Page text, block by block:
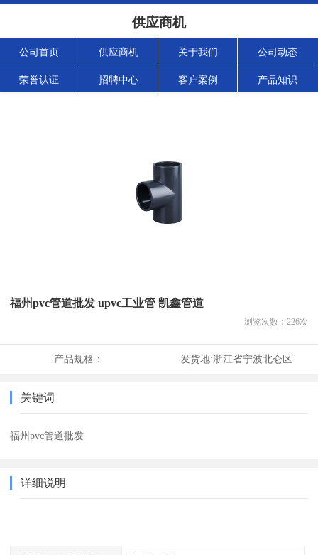
供应商机
公司首页 供应商机 关于我们 公司动态
荣誉认证 招聘中心 客户案例 产品知识
福州pvc管道批发 upvc工业管 凯鑫管道
浏览次数： 226次
产品规格： 发货地:浙江省宁波北仑区
关键词
福州pvc管道批发
详细说明